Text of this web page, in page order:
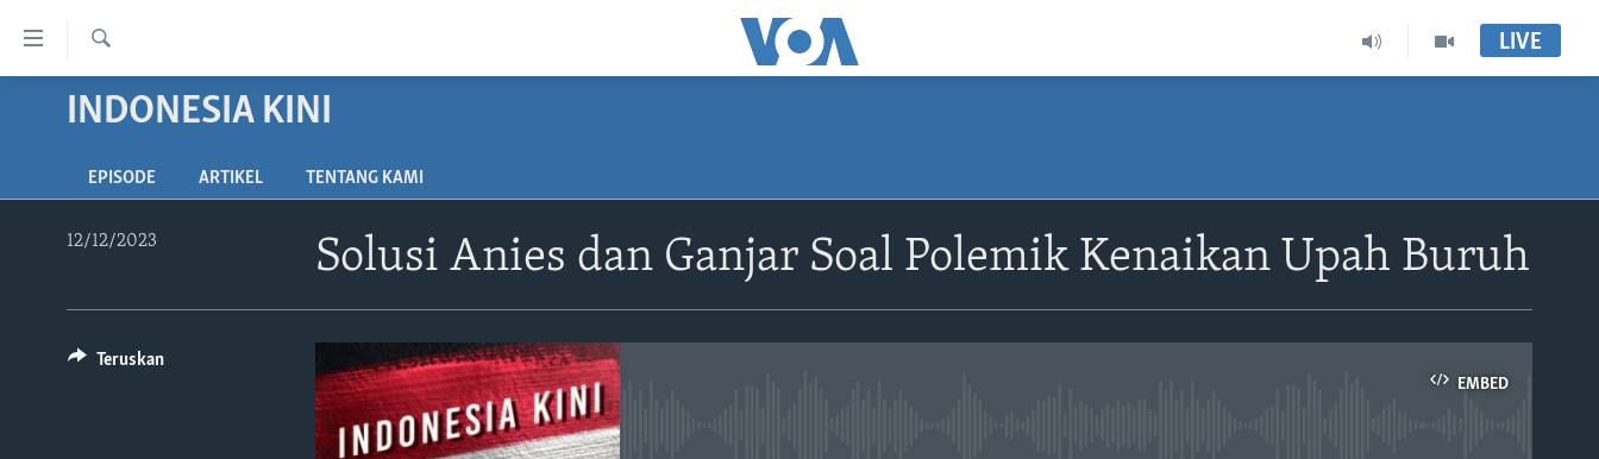
Akses
Konten
Navigasi
BERANDA
VIDEO
POLYGRAPH
LIVE
INDONESIA KINI
EPISODE ARTIKEL TENTANG KAMI
Solusi Anies dan Ganjar Soal Polemik Kenaikan Upah Buruh
12/12/2023
EMBED
Teruskan